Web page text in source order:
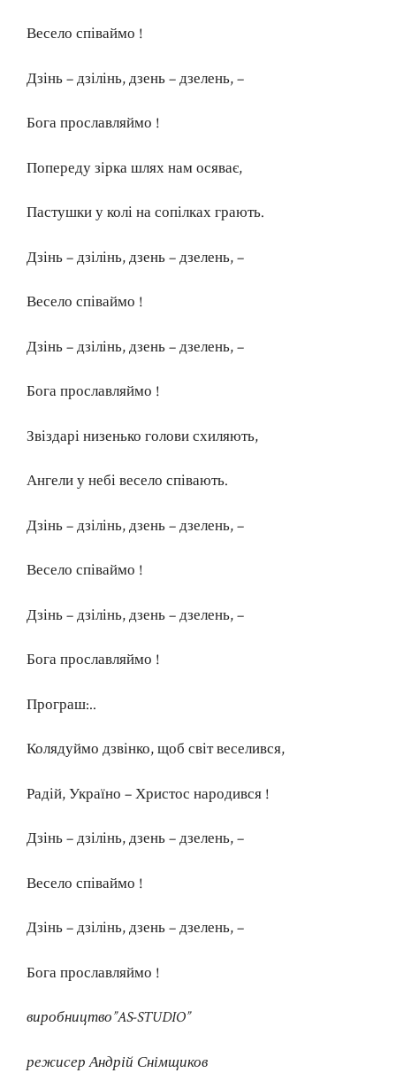
Весело співаймо !
Дзінь – дзілінь, дзень – дзелень, –
Бога прославляймо !
Попереду зірка шлях нам осяває,
Пастушки у колі на сопілках грають.
Дзінь – дзілінь, дзень – дзелень, –
Весело співаймо !
Дзінь – дзілінь, дзень – дзелень, –
Бога прославляймо !
Звіздарі низенько голови схиляють,
Ангели у небі весело співають.
Дзінь – дзілінь, дзень – дзелень, –
Весело співаймо !
Дзінь – дзілінь, дзень – дзелень, –
Бога прославляймо !
Програш:..
Колядуймо дзвінко, щоб світ веселився,
Радій, Україно – Христос народився !
Дзінь – дзілінь, дзень – дзелень, –
Весело співаймо !
Дзінь – дзілінь, дзень – дзелень, –
Бога прославляймо !
виробництво”AS-STUDIO”
режисер Андрій Снімщиков